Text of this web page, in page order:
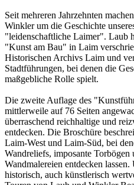
Seit mehreren Jahrzehnten
Winkler um die Geschichte
"leidenschaftliche Laimer". Laub
"Kunst am Bau" in Laim
Historischen Archivs Laim und
Stadtführungen, bei denen die
maßgebliche Rolle spielt.
Die zweite Auflage des
mittlerweile auf 76 Seiten
überraschend reichhaltige und
entdecken. Die Broschüre
Laim-West und Laim-Süd, bei
Wandreliefs, imposante
Wandmalereien entdecken
historisch, auch künstlerisch